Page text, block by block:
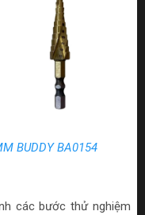
BUDDY BA0154
các bước thử nghiệm